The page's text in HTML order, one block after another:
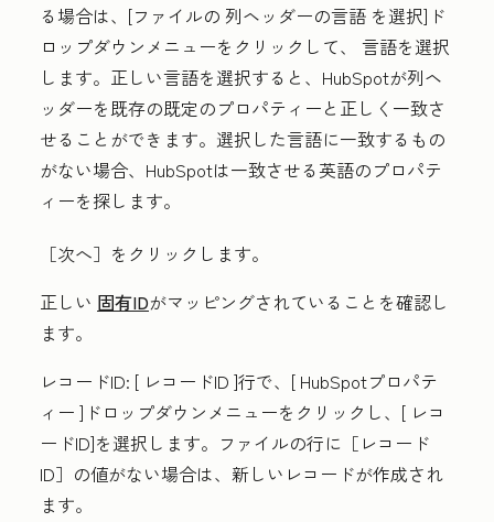
る場合は、[ファイルの 列ヘッダーの言語 を選択]ド
ロップダウンメニューをクリックして、 言語を選択
します。正しい言語を選択すると、HubSpotが列ヘ
ッダーを既存の既定のプロパティーと正しく一致さ
せることができます。選択した言語に一致するもの
がない場合、HubSpotは一致させる英語のプロパテ
ィーを探します。
［次へ］をクリックします。
正しい 固有IDがマッピングされていることを確認し
ます。
レコードID: [ レコードID ]行で、[ HubSpotプロパテ
ィー ]ドロップダウンメニューをクリックし、[ レコ
ードID]を選択します。ファイルの行に［レコード
ID］ の値がない場合は、新しいレコードが作成され
ます。